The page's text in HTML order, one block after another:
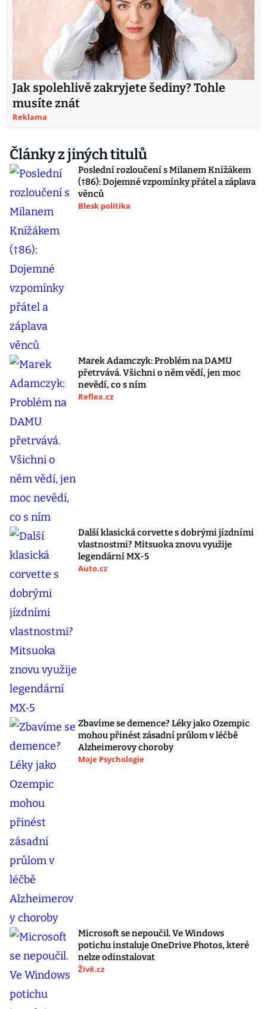
Jak spolehlivě zakryjete šediny? Tohle
musíte znát
Reklama
Články z jiných titulů
Poslední rozloučení s Milanem Knížákem
(†86): Dojemné vzpomínky přátel a záplava
věnců
Blesk politika
Marek Adamczyk: Problém na DAMU
přetrvává. Všichni o něm vědí, jen moc
nevědí, co s ním
Reflex.cz
Další klasická corvette s dobrými jízdními
vlastnostmi? Mitsuoka znovu využije
legendární MX-5
Auto.cz
Zbavíme se demence? Léky jako Ozempic
mohou přinést zásadní průlom v léčbě
Alzheimerovy choroby
Moje Psychologie
Microsoft se nepoučil. Ve Windows
potichu instaluje OneDrive Photos, které
nelze odinstalovat
Živě.cz